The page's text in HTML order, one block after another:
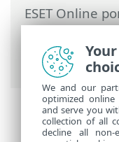
ESET Online
Business
ESET Small
zariadení
>
We and our
optimized online
and serve you
collection of all
decline all non-